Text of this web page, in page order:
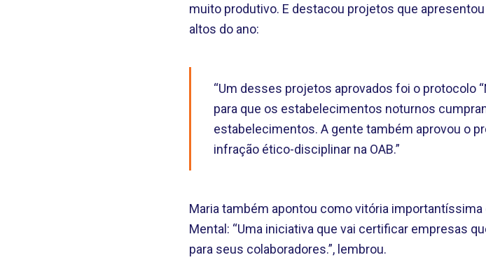
muito produtivo. E destacou projetos que
altos do ano:
“Um desses projetos aprovados foi o protocolo
para que os estabelecimentos noturnos
estabelecimentos. A gente também aprovou o
infração ético-disciplinar na OAB.”
Maria também apontou como vitória importantíssima
Mental: “Uma iniciativa que vai certificar empresas
para seus colaboradores.”, lembrou.